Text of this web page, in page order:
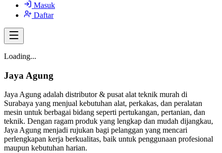
Masuk
Daftar
Loading...
Jaya Agung
Jaya Agung adalah distributor & pusat alat teknik murah di
Surabaya yang menjual kebutuhan alat, perkakas, dan peralatan
mesin untuk berbagai bidang seperti pertukangan, pertanian, dan
teknik. Dengan ragam produk yang lengkap dan mudah dijangkau,
Jaya Agung menjadi rujukan bagi pelanggan yang mencari
perlengkapan kerja berkualitas, baik untuk penggunaan profesional
maupun kebutuhan harian.